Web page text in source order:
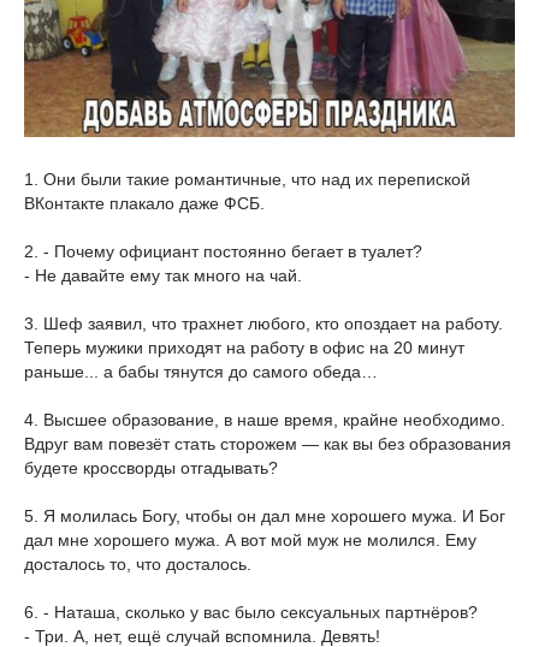
1. Они были такие романтичные, что над их перепиской
ВКонтакте плакало даже ФСБ.
2. - Почему официант постоянно бегает в туалет?
- Не давайте ему так много на чай.
3. Шеф заявил, что трахнет любого, кто опоздает на работу.
Теперь мужики приходят на работу в офис на 20 минут
раньше... а бабы тянутся до самого обеда…
4. Высшее образование, в наше время, крайне необходимо.
Вдруг вам повезёт стать сторожем — как вы без образования
будете кроссворды отгадывать?
5. Я молилась Богу, чтобы он дал мне хорошего мужа. И Бог
дал мне хорошего мужа. А вот мой муж не молился. Ему
досталось то, что досталось.
6. - Наташа, сколько у вас было сексуальных партнёров?
- Три. А, нет, ещё случай вспомнила. Девять!